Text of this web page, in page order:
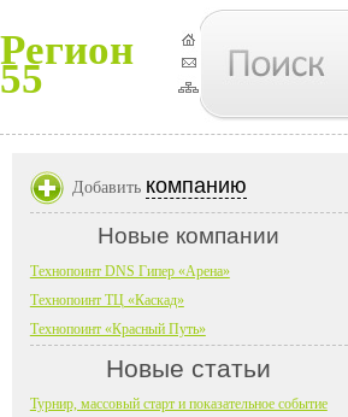
Регион
55
Добавить компанию
Новые компании
Технопоинт DNS Гипер «Арена»
Технопоинт ТЦ «Каскад»
Технопоинт «Красный Путь»
Новые статьи
Турнир, массовый старт и показательное событие